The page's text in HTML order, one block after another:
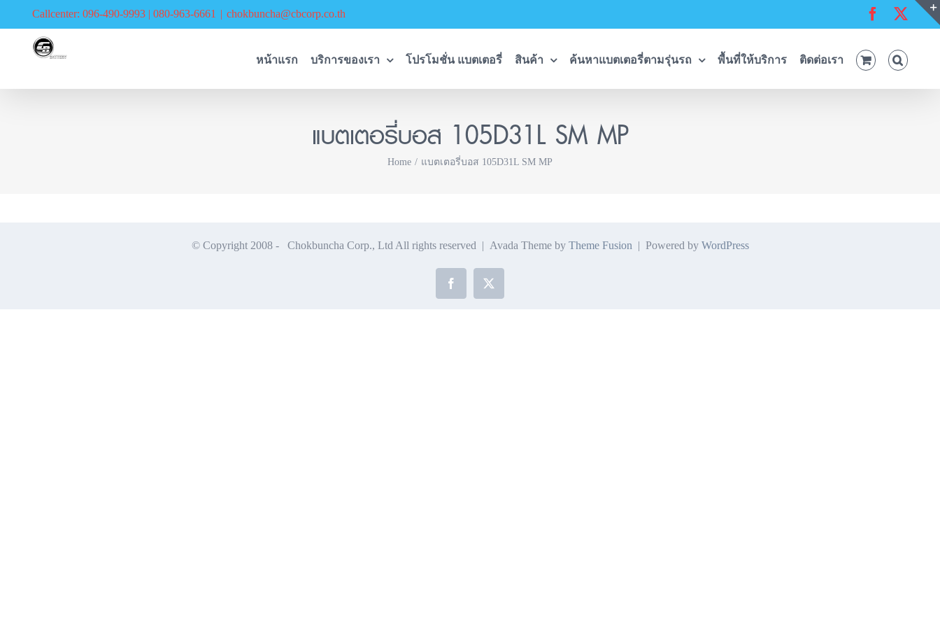
Callcenter: 096-490-9993 | 080-963-6661 | chokbuncha@cbcorp.co.th Facebook
หน้าแรก บริการของเรา โปรโมชั่น แบตเตอรี่ สินค้า ค้นหาแบตเตอรี่ตามรุ่นรถ พื้นที่ให้บริการ ติดต่อเรา
แบตเตอรี่บอส 105D31L SM MP
Home แบตเตอรี่บอส 105D31L SM MP
© Copyright 2008 - Chokbuncha Corp., Ltd All rights reserved | Avada Theme by Theme Fusion | Powered by WordPress
Facebook
X